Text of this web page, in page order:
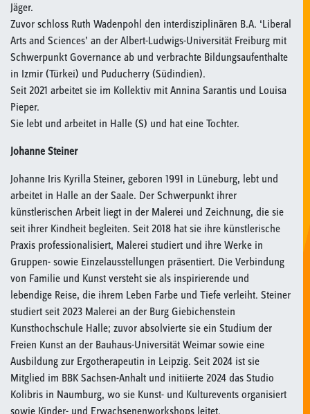
Jäger.
Zuvor schloss Ruth Wadenpohl den interdisziplinären B.A. ‘Liberal
Arts and Sciences’ an der Albert-Ludwigs-Universität Freiburg mit
Schwerpunkt Governance ab und verbrachte Bildungsaufenthalte
in Izmir (Türkei) und Puducherry (Südindien).
Seit 2021 arbeitet sie im Kollektiv mit Annina Sarantis und Louisa
Pieper.
Sie lebt und arbeitet in Halle (S) und hat eine Tochter.
Johanne Steiner
Johanne Iris Kyrilla Steiner, geboren 1991 in Lüneburg, lebt und
arbeitet in Halle an der Saale. Der Schwerpunkt ihrer
künstlerischen Arbeit liegt in der Malerei und Zeichnung, die sie
seit ihrer Kindheit begleiten. Seit 2018 hat sie ihre künstlerische
Praxis professionalisiert, Malerei studiert und ihre Werke in
Gruppen- sowie Einzelausstellungen präsentiert. Die Verbindung
von Familie und Kunst versteht sie als inspirierende und
lebendige Reise, die ihrem Leben Farbe und Tiefe verleiht. Steiner
studiert seit 2023 Malerei an der Burg Giebichenstein
Kunsthochschule Halle; zuvor absolvierte sie ein Studium der
Freien Kunst an der Bauhaus-Universität Weimar sowie eine
Ausbildung zur Ergotherapeutin in Leipzig. Seit 2024 ist sie
Mitglied im BBK Sachsen-Anhalt und initiierte 2024 das Studio
Kolibris in Naumburg, wo sie Kunst- und Kulturevents organisiert